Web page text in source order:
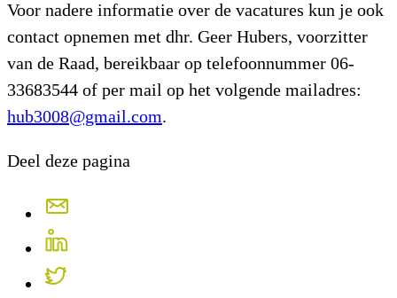
Voor nadere informatie over de vacatures kun je ook
contact opnemen met dhr. Geer Hubers, voorzitter
van de Raad, bereikbaar op telefoonnummer 06-
33683544 of per mail op het volgende mailadres:
hub3008@gmail.com.
Deel deze pagina